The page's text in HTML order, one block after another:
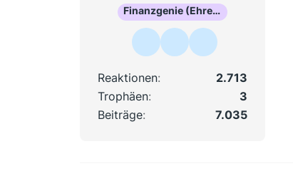
Finanzgenie (Ehrenmitglied)
Reaktionen
2.713
Trophäen
3
Beiträge
7.035